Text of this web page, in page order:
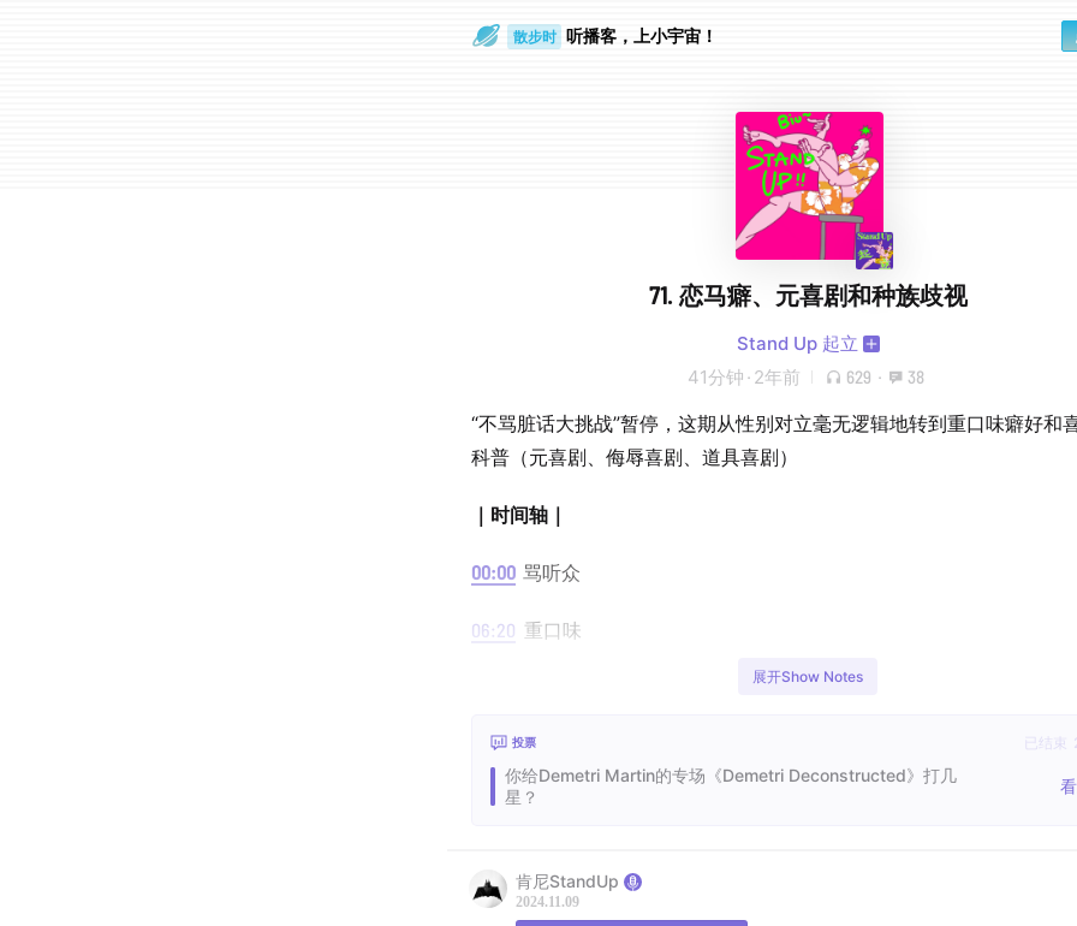
通勤路上 听播客，上小宇宙！
71. 恋马癖、元喜剧和种族歧视
Stand Up 起立
41分钟 · 2年前 629 · 38
“不骂脏话大挑战”暂停，这期从性别对立毫无逻辑地转到重口味癖好和
科普（元喜剧、侮辱喜剧、道具喜剧）
｜时间轴｜
00:00 骂听众
06:20 重口味
15:30 元喜剧
展开Show Notes
投票 已结束
你给Demetri Martin的专场《Demetri Deconstructed》打几
星？
肯尼StandUp
2024.11.09